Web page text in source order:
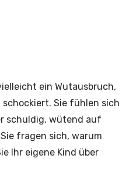
ein Wutausbruch,
schockiert. Sie fühlen sich
schuldig, wütend auf
fragen sich, warum
Ihr eigene Kind über